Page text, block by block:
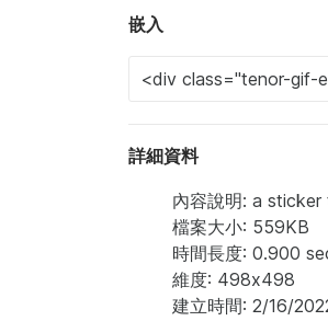
嵌入
詳細資料
內容說明: a
檔案大小: 559KB
時間長度: 0.900
維度: 498x498
建立時間: 2/16/